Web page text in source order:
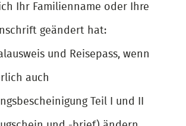
Ihr Familienname oder Ihre
geändert hat:
und Reisepass, wenn
auch
Teil I und II